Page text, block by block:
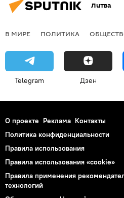
Литва
В МИРЕ ПОЛИТИКА
Telegram Дзен
О проекте Реклама Контакты
Политика конфиденциальности
Правила использования
Правила использования «cookie»
Правила применения
технологий